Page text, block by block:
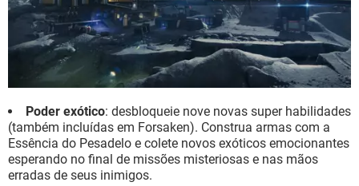
Poder exótico: desbloqueie nove novas super habilidades
(também incluídas em Forsaken). Construa armas com a
Essência do Pesadelo e colete novos exóticos emocionantes
esperando no final de missões misteriosas e nas mãos
erradas de seus inimigos.